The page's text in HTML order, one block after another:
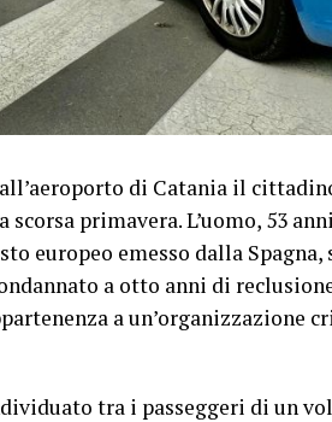
di Catania il
scorsa primavera. L’uomo, 53
europeo emesso dalla
a otto anni di
a un’organizzazione
tra i passeggeri di un